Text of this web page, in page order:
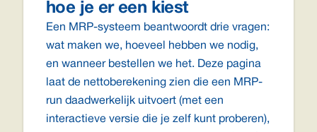
hoe je er een kiest
Een MRP-systeem beantwoordt drie vragen:
wat maken we, hoeveel hebben we nodig,
en wanneer bestellen we het. Deze pagina
laat de nettoberekening zien die een MRP-
run daadwerkelijk uitvoert (met een
interactieve versie die je zelf kunt proberen),